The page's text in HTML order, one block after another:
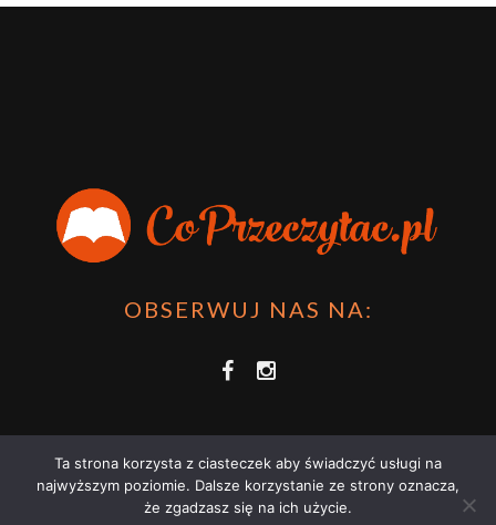
OBSERWUJ NAS NA:
Ta strona korzysta z ciasteczek aby świadczyć usługi na
najwyższym poziomie. Dalsze korzystanie ze strony oznacza,
że zgadzasz się na ich użycie.